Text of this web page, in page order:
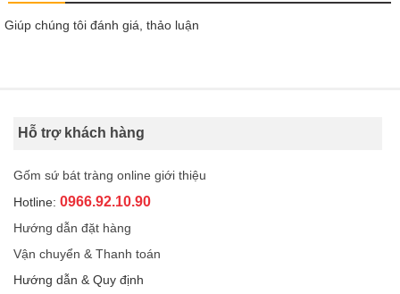
Giúp chúng tôi đánh giá, thảo luận
Hỗ trợ khách hàng
Gốm sứ bát tràng online giới thiệu
Hotline: 0966.92.10.90
Hướng dẫn đặt hàng
Vận chuyển & Thanh toán
Hướng dẫn & Quy định